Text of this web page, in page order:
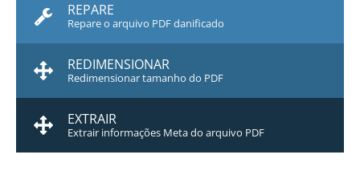
REPARE
Repare o arquivo PDF danificado
REDIMENSIONAR
Redimensionar tamanho do PDF
EXTRAIR
Extrair informações Meta do arquivo PDF